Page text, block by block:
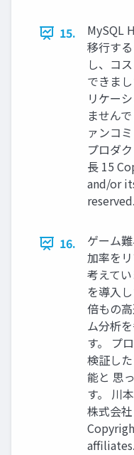
15.
MySQL
移⾏す
し、コ
できま
リケー
ません
ァンコ
プロダ
⻑ 15
and/or
reserved.
16.
ゲーム
加率を
考えて
を導⼊
倍もの
ム分析
す。 プ
検証し
能と 思
す。 川
株式会